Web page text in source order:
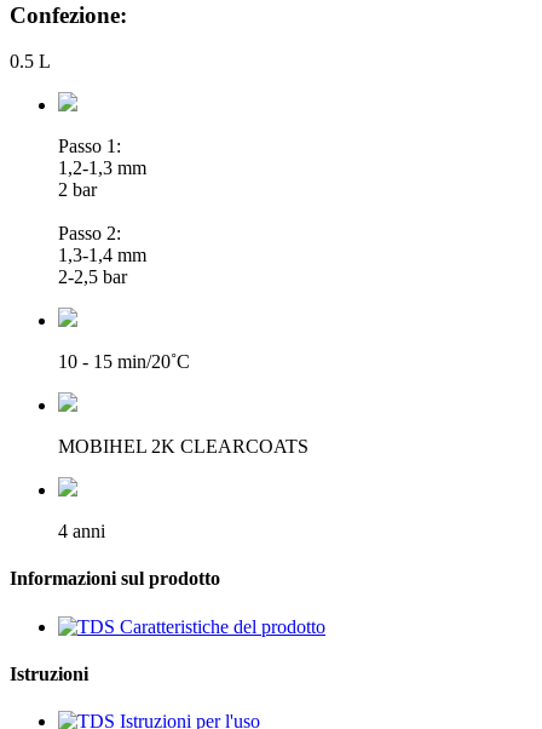
Confezione:
0.5 L
Passo 1:
1,2-1,3 mm
2 bar
Passo 2:
1,3-1,4 mm
2-2,5 bar
10 - 15 min/20˚C
MOBIHEL 2K CLEARCOATS
4 anni
Informazioni sul prodotto
Caratteristiche del prodotto
Istruzioni
Istruzioni per l'uso